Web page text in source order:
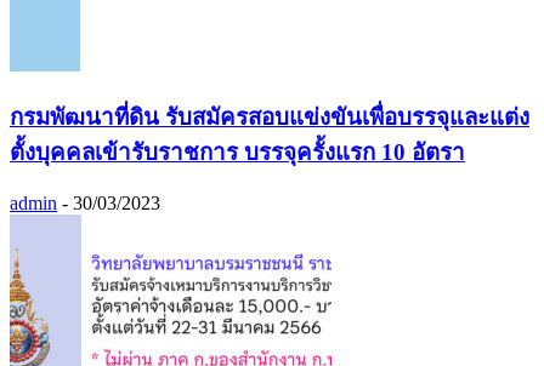
กรมพัฒนาที่ดิน รับสมัครสอบแข่งขันเพื่อบรรจุและแต่ง
ตั้งบุคคลเข้ารับราชการ บรรจุครั้งแรก 10 อัตรา
admin - 30/03/2023